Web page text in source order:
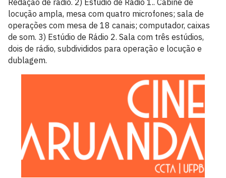
locução ampla, mesa com quatro microfones; sala de
operações com mesa de 18 canais; computador, caixas
de som. 3) Estúdio de Rádio 2. Sala com três estúdios,
dois de rádio, subdivididos para operação e locução e
dublagem.